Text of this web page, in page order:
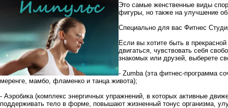
Это самые женственные виды
фигуры, но также на улучшение
Специально для вас Фитнес
Если вы хотите быть в
двигаться, чувствовать себя
знакомых или друзей, выберете
- Zumba (эта фитнес-программа
меренге, мамбо, фламенко и танца живота);
- Аэробика (комплекс энергичных упражнений, в которых активные
поддерживать тело в форме, повышают жизненный тонус организма,